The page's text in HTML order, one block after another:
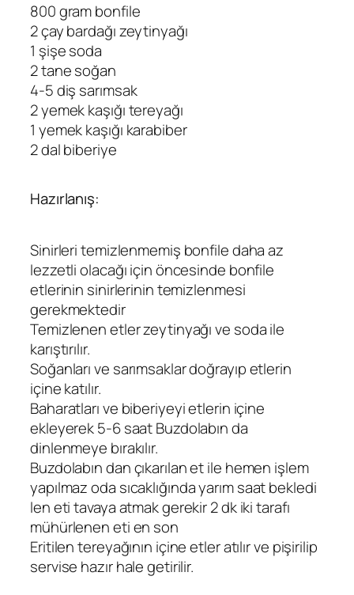
800 gram bonfile
2 çay bardağı zeytinyağı
1 şişe soda
2 tane soğan
4-5 diş sarımsak
2 yemek kaşığı tereyağı
1 yemek kaşığı karabiber
2 dal biberiye
Hazırlanış:
Sinirleri temizlenmemiş bonfile daha az
lezzetli olacağı için öncesinde bonfile
etlerinin sinirlerinin temizlenmesi
gerekmektedir
Temizlenen etler zeytinyağı ve soda ile
karıştırılır.
Soğanları ve sarımsaklar doğrayıp etlerin
içine katılır.
Baharatları ve biberiyeyi etlerin içine
ekleyerek 5-6 saat Buzdolabın da
dinlenmeye bırakılır.
Buzdolabın dan çıkarılan et ile hemen işlem
yapılmaz oda sıcaklığında yarım saat bekledi
len eti tavaya atmak gerekir 2 dk iki tarafı
mühürlenen eti en son
Eritilen tereyağının içine etler atılır ve pişirilip
servise hazır hale getirilir.